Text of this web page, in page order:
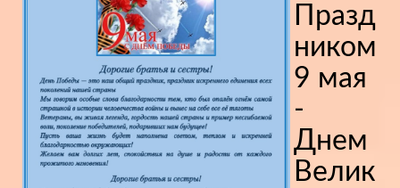
Празд
ником
9 мая
-
Днем
Велик